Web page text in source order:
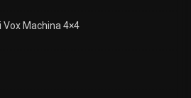
Vox Machina 4×4